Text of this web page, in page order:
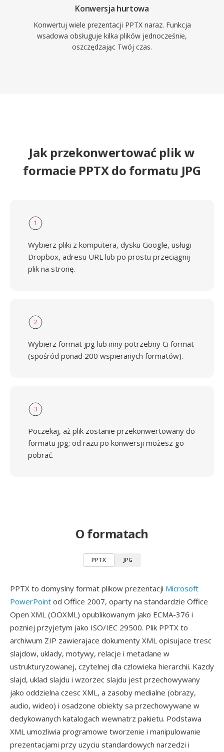
Konwersja hurtowa
Konwertuj wiele prezentacji PPTX naraz. Funkcja
wsadowa obsługuje kilka plików jednocześnie,
oszczędzając Twój czas.
Jak przekonwertować plik w
formacie PPTX do formatu JPG
1
Wybierz pliki z komputera, dysku Google, usługi
Dropbox, adresu URL lub po prostu przeciągnij
plik na stronę.
2
Wybierz format jpg lub inny potrzebny Ci format
(spośród ponad 200 wspieranych formatów).
3
Poczekaj, aż plik zostanie przekonwertowany do
formatu jpg; od razu po konwersji możesz go
pobrać.
O formatach
PPTX JPG
PPTX to domyslny format plikow prezentacji Microsoft
PowerPoint od Office 2007, oparty na standardzie Office
Open XML (OOXML) opublikowanym jako ECMA-376 i
pozniej przyjetym jako ISO/IEC 29500. Plik PPTX to
archiwum ZIP zawierajace dokumenty XML opisujace tresc
slajdow, uklady, motywy, relacje i metadane w
ustrukturyzowanej, czytelnej dla czlowieka hierarchii. Kazdy
slajd, uklad slajdu i wzorzec slajdu jest przechowywany
jako oddzielna czesc XML, a zasoby medialne (obrazy,
audio, wideo) i osadzone obiekty sa przechowywane w
dedykowanych katalogach wewnatrz pakietu. Podstawa
XML umozliwia programowe tworzenie i manipulowanie
prezentacjami przy uzyciu standardowych narzedzi i